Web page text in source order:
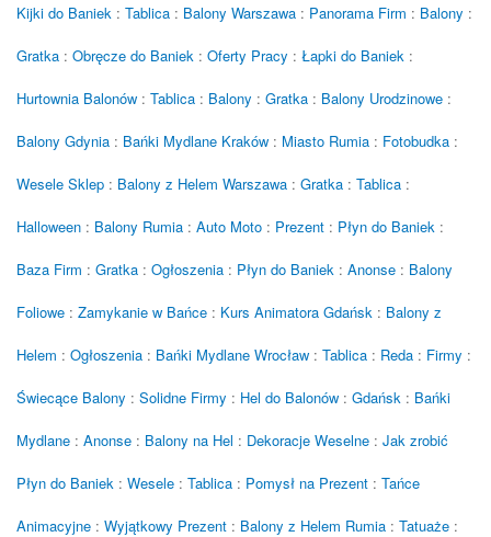
Kijki do Baniek : Tablica : Balony Warszawa : Panorama Firm : Balony :
Gratka : Obręcze do Baniek : Oferty Pracy : Łapki do Baniek :
Hurtownia Balonów : Tablica : Balony : Gratka : Balony Urodzinowe :
Balony Gdynia : Bańki Mydlane Kraków : Miasto Rumia : Fotobudka :
Wesele Sklep : Balony z Helem Warszawa : Gratka : Tablica :
Halloween : Balony Rumia : Auto Moto : Prezent : Płyn do Baniek :
Baza Firm : Gratka : Ogłoszenia : Płyn do Baniek : Anonse : Balony
Foliowe : Zamykanie w Bańce : Kurs Animatora Gdańsk : Balony z
Helem : Ogłoszenia : Bańki Mydlane Wrocław : Tablica : Reda : Firmy :
Świecące Balony : Solidne Firmy : Hel do Balonów : Gdańsk : Bańki
Mydlane : Anonse : Balony na Hel : Dekoracje Weselne : Jak zrobić
Płyn do Baniek : Wesele : Tablica : Pomysł na Prezent : Tańce
Animacyjne : Wyjątkowy Prezent : Balony z Helem Rumia : Tatuaże :